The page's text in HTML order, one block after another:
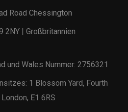
Road Chessington
2NY | Großbritannien
und Wales Nummer: 2756321
1 Blossom Yard, Fourth
London, E1 6RS